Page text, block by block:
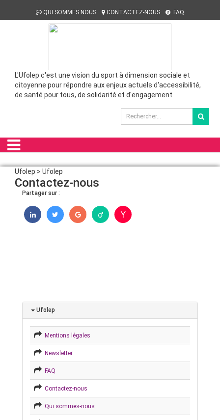
QUI SOMMES NOUS CONTACTEZ-NOUS FAQ
L'Ufolep c'est une vision du sport à dimension sociale et
citoyenne pour répondre aux enjeux actuels d'accessibilité,
de santé pour tous, de solidarité et d'engagement.
Ufolep > Ufolep
Contactez-nous
Partager sur :
Ufolep
Mentions légales
Newsletter
FAQ
Contactez-nous
Qui sommes-nous